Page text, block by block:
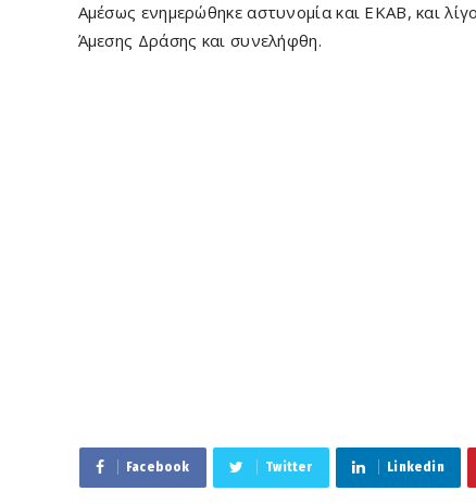
Αμέσως ενημερώθηκε αστυνομία και ΕΚΑΒ, και
Άμεσης Δράσης και συνελήφθη.
Facebook Twitter Linkedin